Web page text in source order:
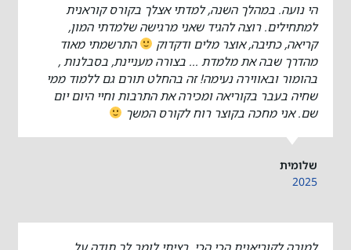
הי נועה. במהלך השנה, למדתי אצלך בקורס קוראנית
למתחילים. רוצה להגיד שאני מרגישה שלמדתי המון,
קריאה, כתיבה, אוצר מלים ודקדוק
התרשמתי מאוד
מהדרך שבה את מלמדת ... בצורה מעניינת, בסבלנות ,
בהומור ובאווירה נעימה! זה בהחלט תורם גם ללמוד ממי
שחיה בעבר בקוריאה ומכירה את התרבות וחיי היום יום
שם. אני מחכה בקוצר רוח לקורס המשך
שלומית
2025
למורה לקוריאנית הכי הכי. רציתי לומר לך תודה על